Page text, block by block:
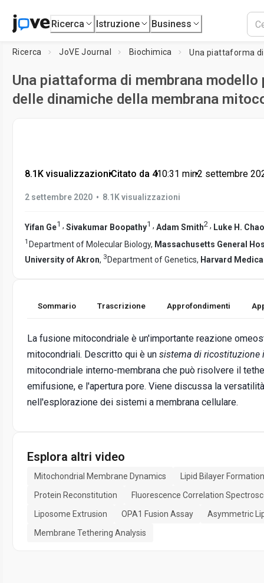
Ricerca Istruzione Business
Ricerca JoVE Journal Biochimica
Una piattaforma di membrana
delle dinamiche della membrana
8.1K visualizzazioni•Citato da 4•10:31 min•2 settembre
2 settembre 2020 • 8.1K visualizzazioni
Yifan Ge1 , Sivakumar Boopathy1 , Adam Smith2 , Luke H. Chao
1 Department of Molecular Biology, Massachusetts General
University of Akron, 3 Department of Genetics, Harvard
Sommario Trascrizione Approfondimenti
La fusione mitocondriale è un'importante reazione
mitocondriali. Descritto qui è un sistema di ricostituzione
mitocondriale interno-membrana che può risolvere il
emifusione, e l'apertura pore. Viene discussa la
nell'esplorazione dei sistemi a membrana cellulare.
Esplora altri video
Mitochondrial Membrane Dynamics
Lipid Bilayer Formation
Protein Reconstitution
Fluorescence Correlation
Liposome Extrusion
OPA1 Fusion Assay
Asymmetric
Membrane Tethering Analysis